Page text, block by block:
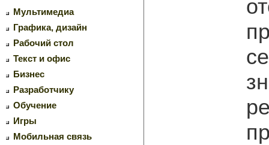
Мультимедиа
Графика, дизайн
Рабочий стол
Текст и офис
Бизнес
Разработчику
Обучение
Игры
Мобильная связь